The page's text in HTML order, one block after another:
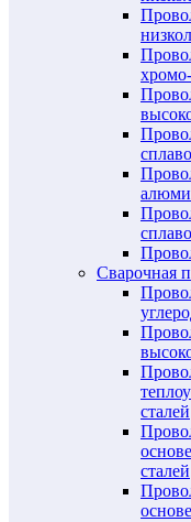
Сварочная
сталей
сталей